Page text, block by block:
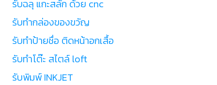
รับฉลุ แกะสลัก ด้วย cnc
รับทำกล่องของขวัญ
รับทำป้ายชื่อ ติดหน้าอกเสื้อ
รับทำโต๊ะ สไตล์ loft
รับพิมพ์ INKJET